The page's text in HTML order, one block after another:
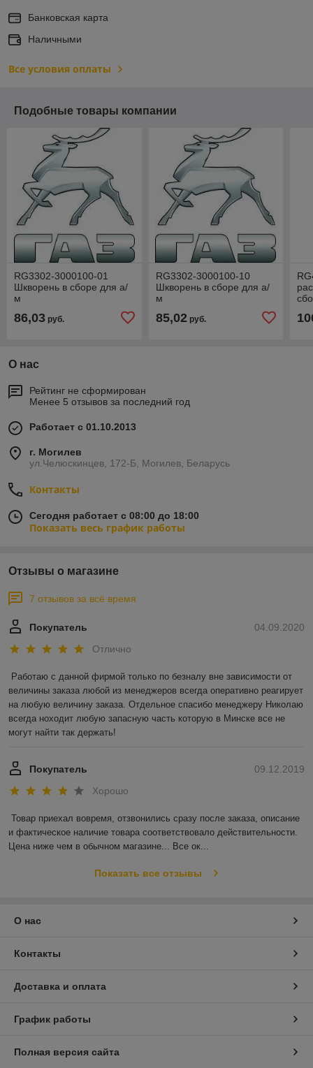
Банковская карта
Наличными
Все условия оплаты
Подобные товары компании
RG3302-3000100-01
Шкворень в сборе для а/
м
Г-3302,33023,2705,3221
(ремонтный +0,1мм)
86,03 руб.
RG3302-3000100-10
Шкворень в сборе для а/
м
Г-3302,33023,2705,3221
Premium (Втулки
85,02руб.
О нас
Рейтинг не сформирован
Менее 5 отзывов за последний год
Работает с 01.10.2013
г. Могилев
ул.Челюскинцев, 172-Б, Могилев, Беларусь
Контакты
Сегодня работает с 08:00 до 18:00
Показать весь график работы
Отзывы о магазине
7 отзывов за всё время
04.09.2020
Покупатель
Отлично
Работаю с данной фирмой только по безналу вне зависимости от
величины заказа любой из менеджеров всегда оперативно реагирует
на любую величину заказа. Отдельное спасибо менеджеру Николаю
всегда ноходит любую запасную часть которую в Минске все не
могут найти так держать!
09.12.2019
Покупатель
Хорошо
Товар приехал вовремя, отзвонились сразу после заказа, описание
и фактическое наличие товара соответствовало действительности.
Цена ниже чем в обычном магазине... Все ок...
Показать все отзывы
О нас
Контакты
Доставка и оплата
График работы
Полная версия сайта